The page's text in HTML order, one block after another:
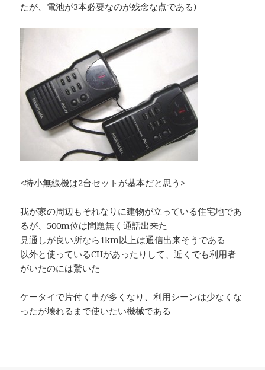
たが、電池が3本必要なのが残念な点である)
<特小無線機は2台セットが基本だと思う>
我が家の周辺もそれなりに建物が立っている住宅地であ
るが、500m位は問題無く通話出来た
見通しが良い所なら1km以上は通信出来そうである
以外と使っているCHがあったりして、近くでも利用者
がいたのには驚いた
ケータイで片付く事が多くなり、利用シーンは少なくな
ったが壊れるまで使いたい機械である